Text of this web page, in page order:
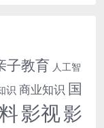
子教育 人工智
识 商业知识 国
影视影